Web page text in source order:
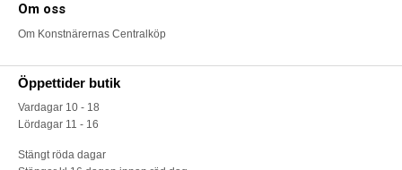
Om oss
Om Konstnärernas Centralköp
Öppettider butik
Vardagar 10 - 18
Lördagar 11 - 16
Stängt röda dagar